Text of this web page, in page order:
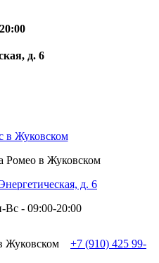
д. 6
Ромео в Жуковском
д. 6
- 09:00-20:00
+7 (910) 425 99-